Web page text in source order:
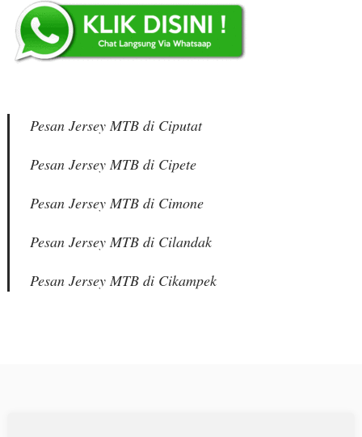
Pesan Jersey MTB di Ciputat
Pesan Jersey MTB di Cipete
Pesan Jersey MTB di Cimone
Pesan Jersey MTB di Cilandak
Pesan Jersey MTB di Cikampek